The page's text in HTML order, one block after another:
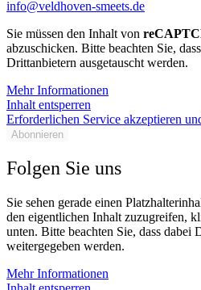
info@veldhoven-smeets.de
Sie müssen den Inhalt von
abzuschicken. Bitte beachten Sie,
Drittanbietern ausgetauscht werden.
Mehr Informationen
Inhalt entsperren
Erforderlichen Service akzeptieren
Abonnieren
Folgen Sie uns
Sie sehen gerade einen
den eigentlichen Inhalt zuzugreifen,
unten. Bitte beachten Sie, dass dabei
weitergegeben werden.
Mehr Informationen